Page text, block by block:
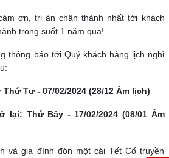
ơn, tri ân chân thành nhất tới khách
trong suốt 1 năm qua!
thông báo tới Quý khách hàng lịch nghỉ
Tư - 07/02/2024 (28/12 Âm lịch)
lại: Thứ Bảy - 17/02/2024 (08/01 Âm
và gia đình đón một cái Tết Cổ truyền